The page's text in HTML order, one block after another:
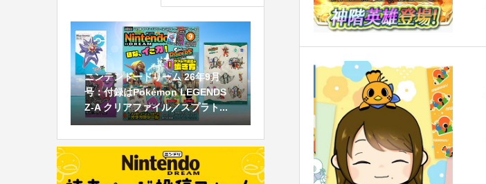
ニンテンドードリーム 26年9月
号：付録はPokémon LEGENDS
Z-A クリアファイル／スプラト...